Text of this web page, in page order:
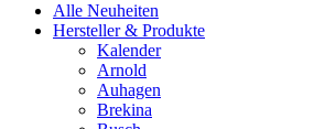
Alle Neuheiten
Hersteller & Produkte
Kalender
Arnold
Auhagen
Brekina